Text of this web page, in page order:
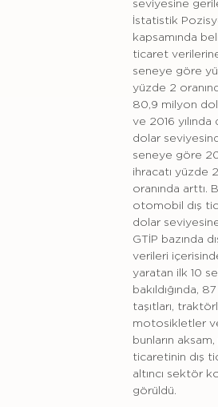
seviyesine
İstatistik
kapsamında
ticaret
seneye göre
yüzde 2
80,9 milyon
ve 2016
dolar
seneye göre
ihracatı yüzde
oranında arttı.
otomobil dış
dolar
GTİP bazında
verileri
yaratan ilk 10
bakıldığında,
taşıtları,
motosikletler
bunların
ticaretinin dış
altıncı sektör
görüldü.